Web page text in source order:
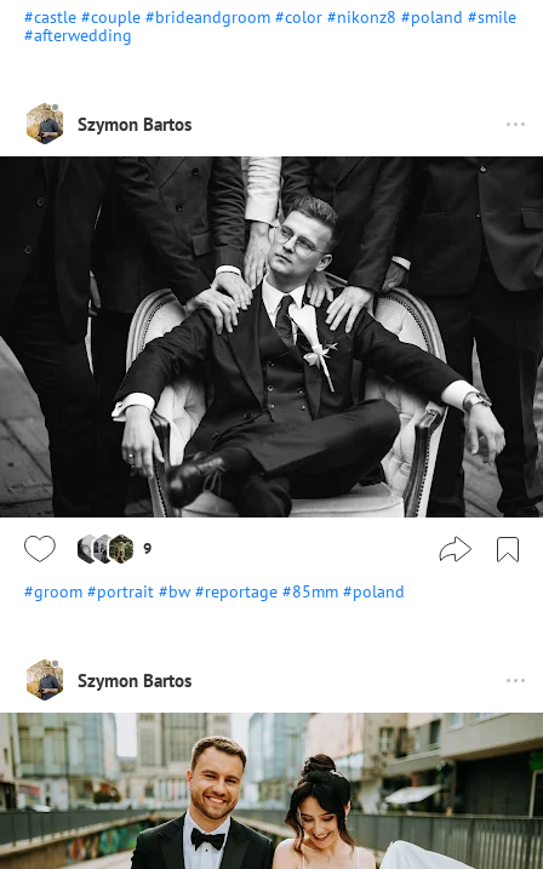
#castle #couple #brideandgroom #color #nikonz8 #poland #smile
#afterwedding
Szymon Bartos
9
#groom #portrait #bw #reportage #85mm #poland
Szymon Bartos